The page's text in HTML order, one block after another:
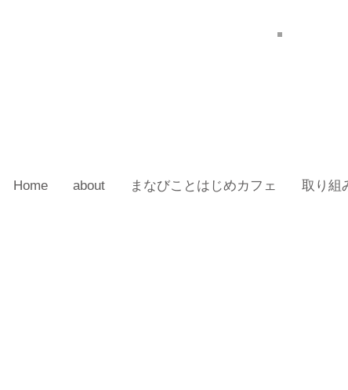
Home about まなびことはじめカフェ 取り組